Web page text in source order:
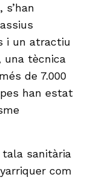
i un atractiu
una tècnica
de 7.000
han estat
tala sanitària
com